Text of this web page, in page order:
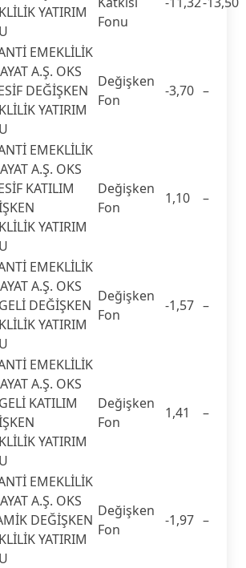
YATIRIM
Fonu
EMEKLİLİK
A.Ş. OKS
DEĞİŞKEN
YATIRIM
Değişken
Fon
-3,70 –
EMEKLİLİK
A.Ş. OKS
KATILIM
YATIRIM
Değişken
Fon
1,10 –
EMEKLİLİK
A.Ş. OKS
DEĞİŞKEN
YATIRIM
Değişken
Fon
-1,57 –
EMEKLİLİK
A.Ş. OKS
KATILIM
YATIRIM
Değişken
Fon
1,41 –
EMEKLİLİK
A.Ş. OKS
DEĞİŞKEN
YATIRIM
Değişken
Fon
-1,97 –